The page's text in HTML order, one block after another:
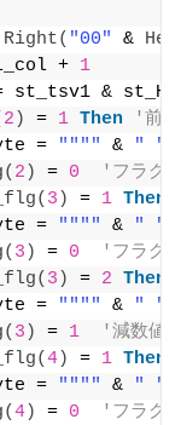
Right( "00" & Hex
+
1
st_tsv1 &
2 ) = 1 Then
'前
=
"" "" & " "
( 2 ) = 0
'フラグ
( 3 ) = 1 Then
=
"" "" & " "
( 3 ) = 0
'フラグ
( 3 ) = 2 Then
=
"" "" & " "
( 3 ) = 1
'減数値
(4) = 1 Then
=
"" "" & " "
(4) = 0
'フラグ